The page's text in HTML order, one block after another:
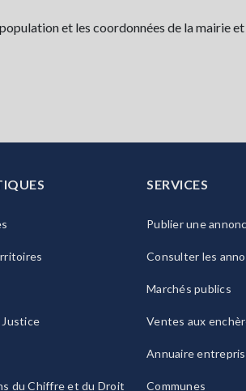
et les coordonnées de la mairie
du Chiffre et du Droit
SERVICES
Publier une
Consulter les
Marchés publics
Ventes aux
Annuaire
Communes